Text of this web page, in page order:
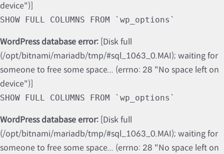
device")]
SHOW FULL COLUMNS FROM `wp_options`
WordPress database error: [Disk full
(/opt/bitnami/mariadb/tmp/#sql_1063_0.MAI); waiting for
someone to free some space... (errno: 28 "No space left on
device")]
SHOW FULL COLUMNS FROM `wp_options`
WordPress database error: [Disk full
(/opt/bitnami/mariadb/tmp/#sql_1063_0.MAI); waiting for
someone to free some space... (errno: 28 "No space left on